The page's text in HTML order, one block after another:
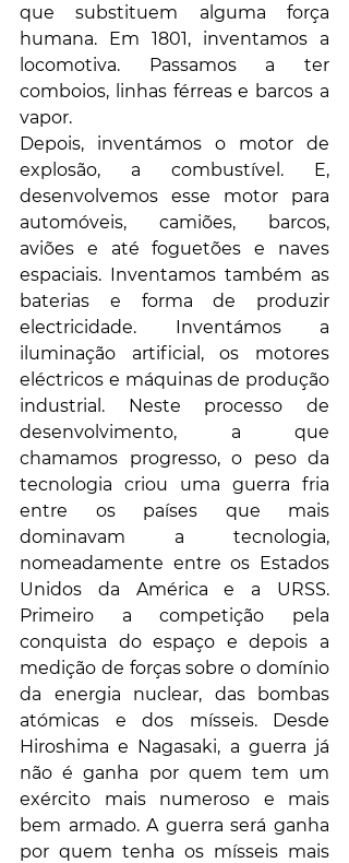
que substituem alguma força
humana. Em 1801, inventamos a
locomotiva. Passamos a ter
comboios, linhas férreas e barcos a
vapor.
Depois, inventámos o motor de
explosão, a combustível. E,
desenvolvemos esse motor para
automóveis, camiões, barcos,
aviões e até foguetões e naves
espaciais. Inventamos também as
baterias e forma de produzir
electricidade. Inventámos a
iluminação artificial, os motores
eléctricos e máquinas de produção
industrial. Neste processo de
desenvolvimento, a que
chamamos progresso, o peso da
tecnologia criou uma guerra fria
entre os países que mais
dominavam a tecnologia,
nomeadamente entre os Estados
Unidos da América e a URSS.
Primeiro a competição pela
conquista do espaço e depois a
medição de forças sobre o domínio
da energia nuclear, das bombas
atómicas e dos mísseis. Desde
Hiroshima e Nagasaki, a guerra já
não é ganha por quem tem um
exército mais numeroso e mais
bem armado. A guerra será ganha
por quem tenha os mísseis mais